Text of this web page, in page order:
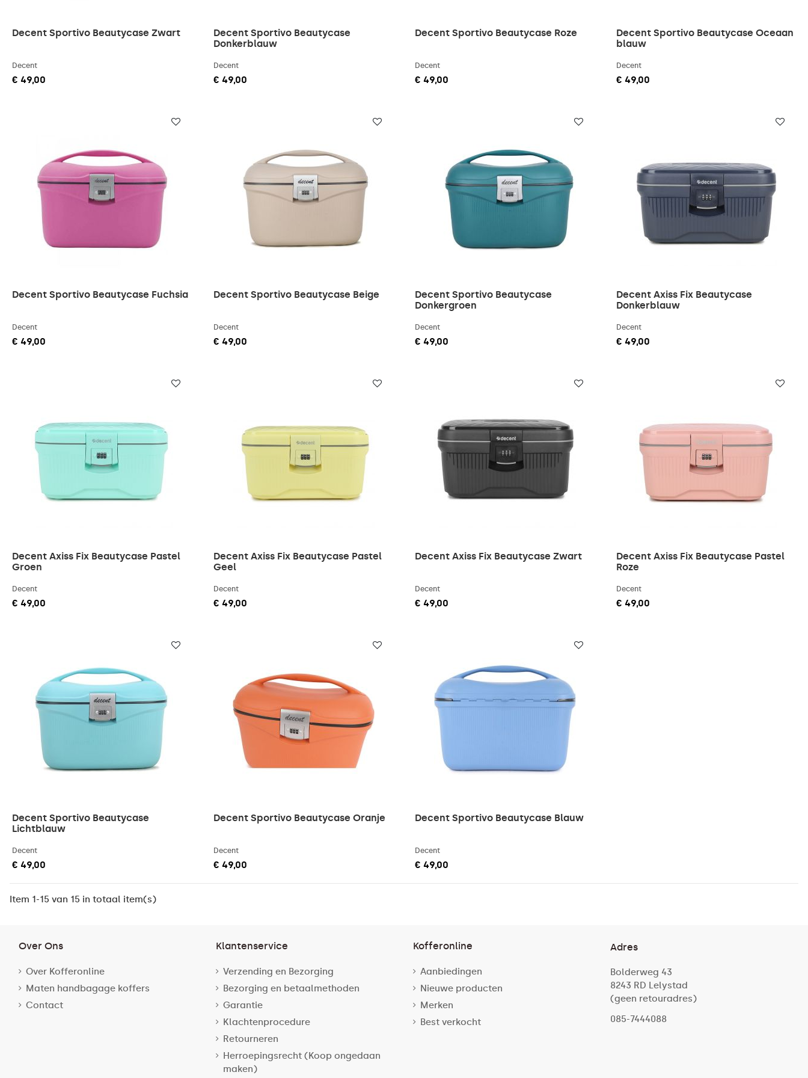
Decent Sportivo Beautycase Zwart
Decent
€ 49,00
Decent Sportivo Beautycase
Donkerblauw
Decent
€ 49,00
Decent Sportivo Beautycase Roze
Decent
€ 49,00
Decent Sportivo Beautycase Oceaan
blauw
Decent
€ 49,00
Decent Sportivo Beautycase Fuchsia
Decent
€ 49,00
Decent Sportivo Beautycase Beige
Decent
€ 49,00
Decent Sportivo Beautycase
Donkergroen
Decent
€ 49,00
Decent Axiss Fix Beautycase
Donkerblauw
Decent
€ 49,00
Decent Axiss Fix Beautycase Pastel
Groen
Decent
€ 49,00
Decent Axiss Fix Beautycase Pastel
Geel
Decent
€ 49,00
Decent Axiss Fix Beautycase Zwart
Decent
€ 49,00
Decent Axiss Fix Beautycase Pastel
Roze
Decent
€ 49,00
Decent Sportivo Beautycase
Lichtblauw
Decent
€ 49,00
Decent Sportivo Beautycase Oranje
Decent
€ 49,00
Decent Sportivo Beautycase Blauw
Decent
€ 49,00
Item 1-15 van 15 in totaal item(s)
Over Ons
Over Kofferonline
Maten handbagage koffers
Contact
Klantenservice
Verzending en Bezorging
Bezorging en betaalmethoden
Garantie
Klachtenprocedure
Retourneren
Herroepingsrecht (Koop ongedaan
maken)
Kofferonline
Aanbiedingen
Nieuwe producten
Merken
Best verkocht
Adres
Bolderweg 43
8243 RD Lelystad
(geen retouradres)
085-7444088